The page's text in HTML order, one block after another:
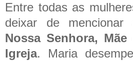
Entre todas as
deixar de
Nossa Senhora,
Igreja. Maria